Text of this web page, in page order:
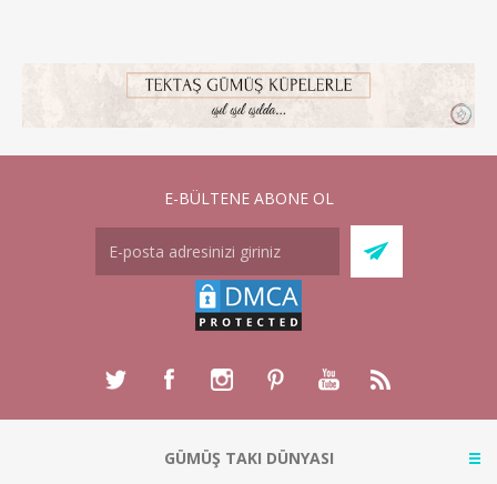
E-BÜLTENE ABONE OL
GÜMÜŞ TAKI DÜNYASI